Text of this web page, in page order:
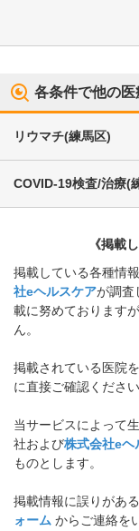
各条件で他の
リウマチ(練馬区)
COVID-19検査/治療(
《掲載
掲載している各種情
社eヘルスケアが調査
載に努めております
ん。
掲載されている医院
に直接ご確認ください
当サービスによって
社および株式会社eヘ
ものとします。
掲載情報に誤りがあ
ォーム からご連絡を